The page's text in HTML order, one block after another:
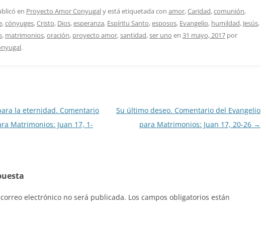
en Proyecto Amor Conyugaly está etiquetada con amor,Caridad,comunión,
,cónyuges,Cristo, Dios,esperanza, Espíritu Santo,esposos, Evangelio, humildad, Jesús,
, matrimonios,oración, proyecto amor,santidad,ser uno en 31 mayo, 2017 por
.
la eternidad. Comentario
Matrimonios: Juan 17, 1-
Su último deseo. Comentario del Evangelio
para Matrimonios: Juan 17, 20-26 →
electrónico no será publicada. Los campos obligatorios están